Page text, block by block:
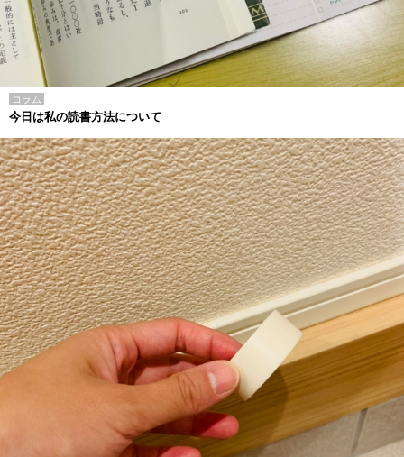
コラム
今日は私の読書方法について